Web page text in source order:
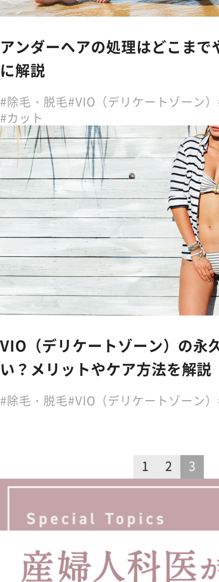
アンダーヘアの処理はどこま
に解説
除毛・脱毛 VIO（デリケートゾーン）
カット
VIO（デリケートゾーン）の永
い？メリットやケア方法を解説
除毛・脱毛 VIO（デリケートゾーン）
1 2 3